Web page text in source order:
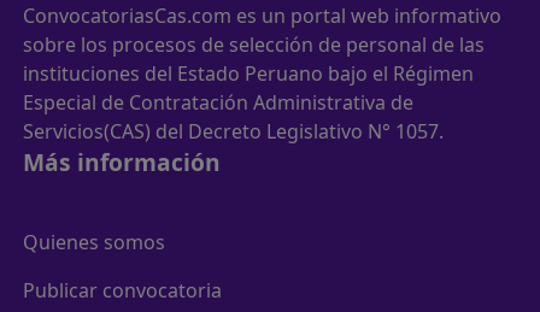
ConvocatoriasCas.com es un portal web informativo
sobre los procesos de selección de personal de las
instituciones del Estado Peruano bajo el Régimen
Especial de Contratación Administrativa de
Servicios(CAS) del Decreto Legislativo N° 1057.
Más información
Quienes somos
Publicar convocatoria